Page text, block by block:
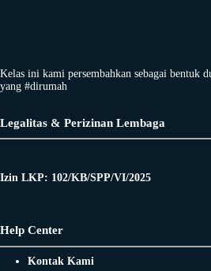
Kelas ini kami persembahkan sebagai bentuk
yang #dirumah
Legalitas & Perizinan Lembaga
Izin LKP: 102/KB/SPP/VI/2025
Help Center
Kontak Kami